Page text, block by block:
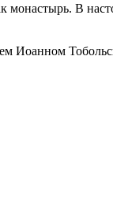
монастырь. В
Иоанном